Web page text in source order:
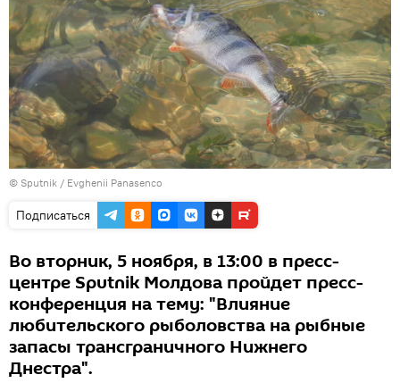
© Sputnik / Evghenii Panasenco
Подписаться
Во вторник, 5 ноября, в 13:00 в пресс-
центре Sputnik Молдова пройдет пресс-
конференция на тему: "Влияние
любительского рыболовства на рыбные
запасы трансграничного Нижнего
Днестра".